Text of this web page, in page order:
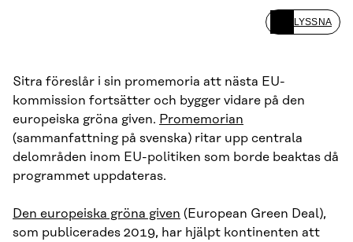
LYSSNA
Sitra föreslår i sin promemoria att nästa EU-
kommission fortsätter och bygger vidare på den
europeiska gröna given. Promemorian
(sammanfattning på svenska) ritar upp centrala
delområden inom EU-politiken som borde beaktas då
programmet uppdateras.
Den europeiska gröna given (European Green Deal),
som publicerades 2019, har hjälpt kontinenten att